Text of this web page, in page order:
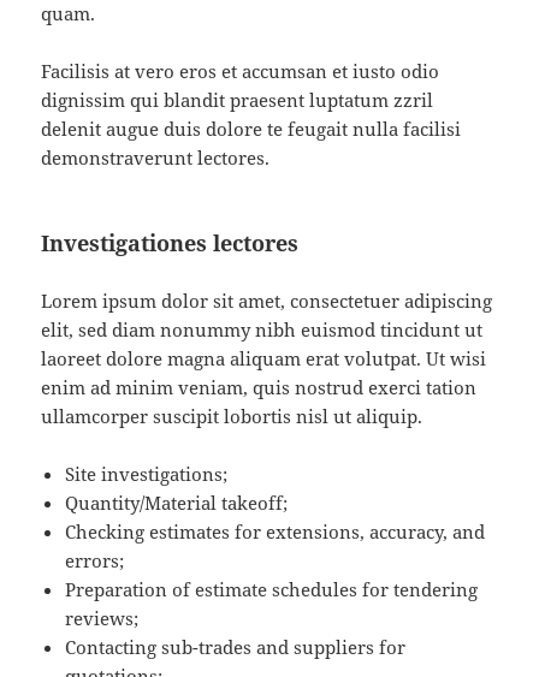
quam.
Facilisis at vero eros et accumsan et iusto odio
dignissim qui blandit praesent luptatum zzril
delenit augue duis dolore te feugait nulla facilisi
demonstraverunt lectores.
Investigationes lectores
Lorem ipsum dolor sit amet, consectetuer adipiscing
elit, sed diam nonummy nibh euismod tincidunt ut
laoreet dolore magna aliquam erat volutpat. Ut wisi
enim ad minim veniam, quis nostrud exerci tation
ullamcorper suscipit lobortis nisl ut aliquip.
Site investigations;
Quantity/Material takeoff;
Checking estimates for extensions, accuracy, and
errors;
Preparation of estimate schedules for tendering
reviews;
Contacting sub-trades and suppliers for